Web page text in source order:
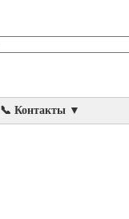
📞 Контакты ▼